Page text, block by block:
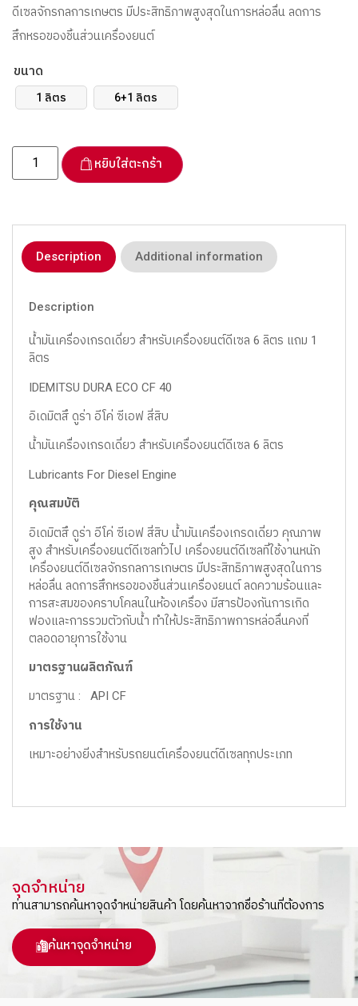
ดีเซลจักรกลการเกษตร มีประสิทธิภาพสูงสุดในการหล่อลื่น ลดการ
สึกหรอของชิ้นส่วนเครื่องยนต์
ขนาด
1 ลิตร 6+1 ลิตร
หยิบใส่ตะกร้า
Description Additional information
Description
น้ำมันเครื่องเกรดเดี่ยว สำหรับเครื่องยนต์ดีเซล 6 ลิตร แถม 1
ลิตร
IDEMITSU DURA ECO CF 40
อิเดมิตสึ ดูร่า อีโค่ ซีเอฟ สี่สิบ
น้ำมันเครื่องเกรดเดี่ยว สำหรับเครื่องยนต์ดีเซล 6 ลิตร
Lubricants For Diesel Engine
คุณสมบัติ
อิเดมิตสึ ดูร่า อีโค่ ซีเอฟ สี่สิบ น้ำมันเครื่องเกรดเดี่ยว คุณภาพ
สูง สำหรับเครื่องยนต์ดีเซลทั่วไป เครื่องยนต์ดีเซลที่ใช้งานหนัก
เครื่องยนต์ดีเซลจักรกลการเกษตร มีประสิทธิภาพสูงสุดในการ
หล่อลื่น ลดการสึกหรอของชิ้นส่วนเครื่องยนต์ ลดความร้อนและ
การสะสมของคราบโคลนในห้องเครื่อง มีสารป้องกันการเกิด
ฟองและการรวมตัวกับน้ำ ทำให้ประสิทธิภาพการหล่อลื่นคงที่
ตลอดอายุการใช้งาน
มาตรฐานผลิตภัณฑ์
มาตรฐาน : API CF
การใช้งาน
เหมาะอย่างยิ่งสำหรับรถยนต์เครื่องยนต์ดีเซลทุกประเภท
จุดจำหน่าย
ท่านสามารถค้นหาจุดจำหน่ายสินค้า โดยค้นหาจากชื่อร้านที่ต้องการ
ค้นหาจุดจำหน่าย